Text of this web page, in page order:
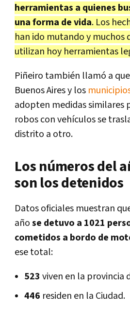
herramientas a quienes
una forma de vida. Los
han ido mutando y muchos
utilizan hoy herramientas
Piñeiro también llamó a
Buenos Aires y los
adopten medidas similares
robos con vehículos se
distrito a otro.
Los números del
son los detenidos
Datos oficiales muestran
añose detuvo a 1021
cometidos a bordo de
ese total:
523 viven en la provincia
446 residen en la Ciudad.